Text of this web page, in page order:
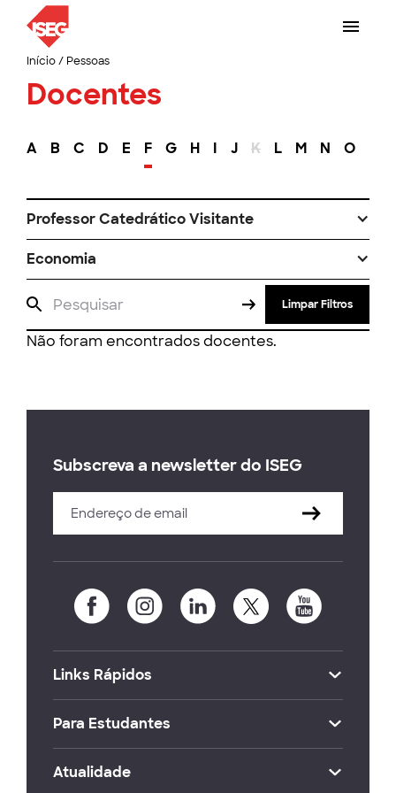
Início/ Pessoas
Docentes
A B C D E F G H I J K L M N O
Professor Catedrático Visitante
Economia
Limpar Filtros
Não foram encontrados docentes.
Subscreva a newsletter do ISEG
Links Rápidos
Para Estudantes
Atualidade